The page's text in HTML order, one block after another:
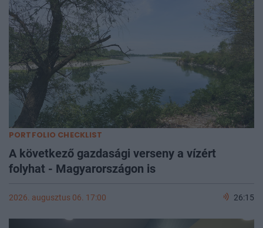
PORTFOLIO CHECKLIST
A következő gazdasági verseny a vízért
folyhat - Magyarországon is
2026. augusztus 06. 17:00 26:15